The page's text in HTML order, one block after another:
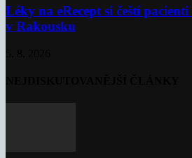
Léky na eRecept si čeští
v Rakousku